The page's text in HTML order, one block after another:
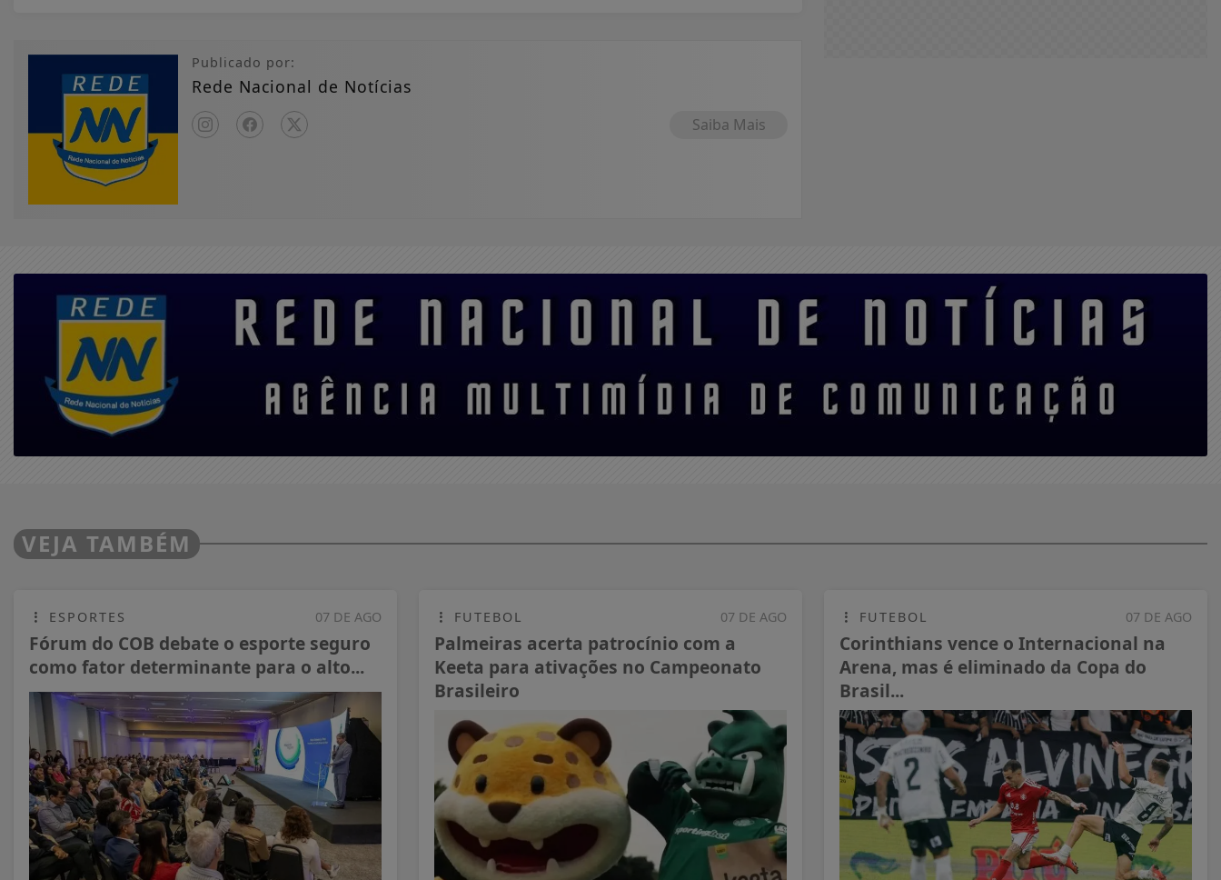
Publicado por:
Rede Nacional de Notícias
Saiba Mais
VEJA TAMBÉM
07 DE AGO
ESPORTES
Fórum do COB debate o esporte seguro
como fator determinante para o alto...
07 DE AGO
FUTEBOL
Palmeiras acerta patrocínio com a
Keeta para ativações no Campeonato
Brasileiro
07 DE AGO
FUTEBOL
Corinthians vence o Internacional na
Arena, mas é eliminado da Copa do
Brasil...